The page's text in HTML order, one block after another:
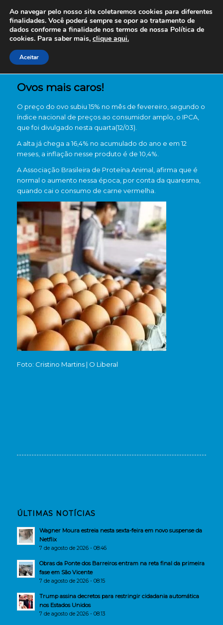
Ovos mais caros!
O preço do ovo subiu 15% no mês de fevereiro, segundo o
índice nacional de preços ao consumidor amplo, o IPCA,
que foi divulgado nesta quarta(12/03).
A alta já chega a 16,4% no acumulado do ano e em 12
meses, a inflação nesse produto é de 10,4%.
A Associação Brasileira de Proteína Animal, afirma que é
normal o aumento nessa época, por conta da quaresma,
quando cai o consumo de carne vermelha.
Foto: Cristino Martins | O Liberal
ÚLTIMAS NOTÍCIAS
Wagner Moura estreia nesta sexta-feira em novo suspense da
Netflix
7 de agosto de 2026 - 08:46
Obras da Ponte dos Barreiros entram na reta final da primeira
fase em São Vicente
7 de agosto de 2026 - 08:15
Trump assina decretos para restringir cidadania automática
nos Estados Unidos
7 de agosto de 2026 - 08:13
Ao navegar pelo nosso site coletaremos cookies para diferentes
finalidades. Você poderá sempre se opor ao tratamento de
dados conforme a finalidade nos termos de nossa Política de
cookies. Para saber mais, clique aqui.
Aceitar